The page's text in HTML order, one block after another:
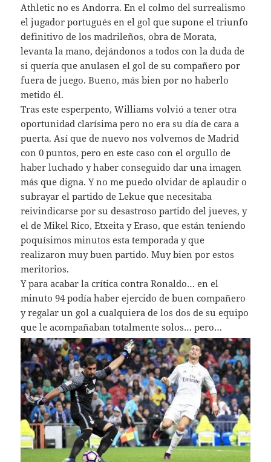
Athletic no es Andorra. En el colmo del surrealismo
el jugador portugués en el gol que supone el triunfo
definitivo de los madrileños, obra de Morata,
levanta la mano, dejándonos a todos con la duda de
si quería que anulasen el gol de su compañero por
fuera de juego. Bueno, más bien por no haberlo
metido él.
Tras este esperpento, Williams volvió a tener otra
oportunidad clarísima pero no era su día de cara a
puerta. Así que de nuevo nos volvemos de Madrid
con 0 puntos, pero en este caso con el orgullo de
haber luchado y haber conseguido dar una imagen
más que digna. Y no me puedo olvidar de aplaudir o
subrayar el partido de Lekue que necesitaba
reivindicarse por su desastroso partido del jueves, y
el de Mikel Rico, Etxeita y Eraso, que están teniendo
poquísimos minutos esta temporada y que
realizaron muy buen partido. Muy bien por estos
meritorios.
Y para acabar la crítica contra Ronaldo… en el
minuto 94 podía haber ejercido de buen compañero
y regalar un gol a cualquiera de los dos de su equipo
que le acompañaban totalmente solos… pero…